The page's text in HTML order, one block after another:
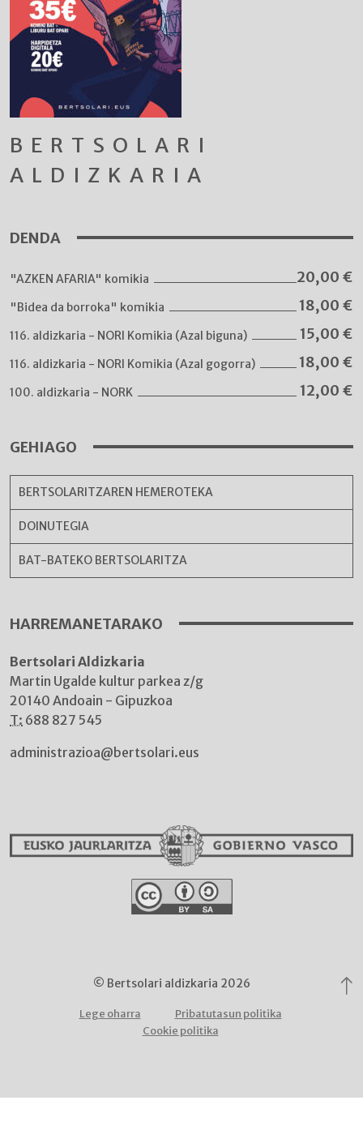
BERTSOLARI
ALDIZKARIA
DENDA
"AZKEN AFARIA" komikia 20,00 €
"Bidea da borroka" komikia 18,00 €
116. aldizkaria - NORI Komikia (Azal biguna) 15,00 €
116. aldizkaria - NORI Komikia (Azal gogorra) 18,00 €
100. aldizkaria - NORK 12,00 €
GEHIAGO
BERTSOLARITZAREN HEMEROTEKA
DOINUTEGIA
BAT-BATEKO BERTSOLARITZA
HARREMANETARAKO
Bertsolari Aldizkaria
Martin Ugalde kultur parkea z/g
20140 Andoain - Gipuzkoa
T: 688 827 545
administrazioa@bertsolari.eus
© Bertsolari aldizkaria 2026
Lege oharra
Pribatutasun politika
Cookie politika